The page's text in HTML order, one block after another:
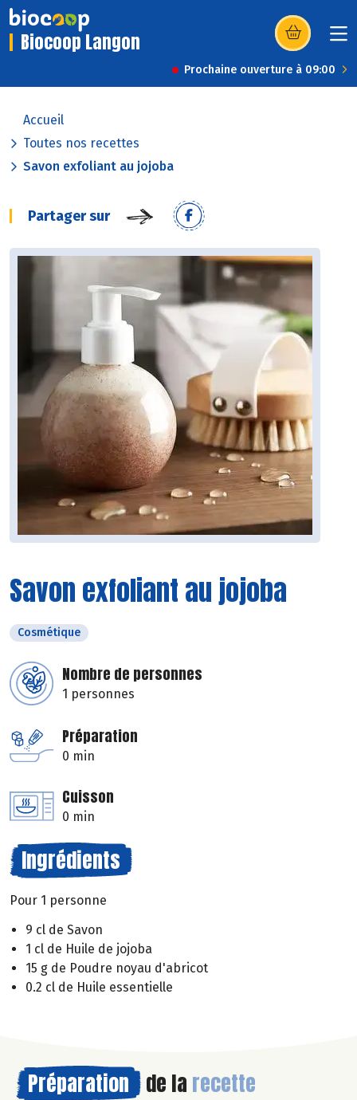
Biocoop Langon (s’ouvre dans
Prochaine ouverture à 09:00
Accueil
Toutes nos recettes
Savon exfoliant au jojoba
Partager sur
Savon exfoliant au jojoba
Cosmétique
Nombre de personnes
1 personnes
Préparation
0 min
Cuisson
0 min
Ingrédients
Pour 1 personne
9 cl de Savon
1 cl de Huile de jojoba
15 g de Poudre noyau d'abricot
0.2 cl de Huile essentielle
Préparation de la recette